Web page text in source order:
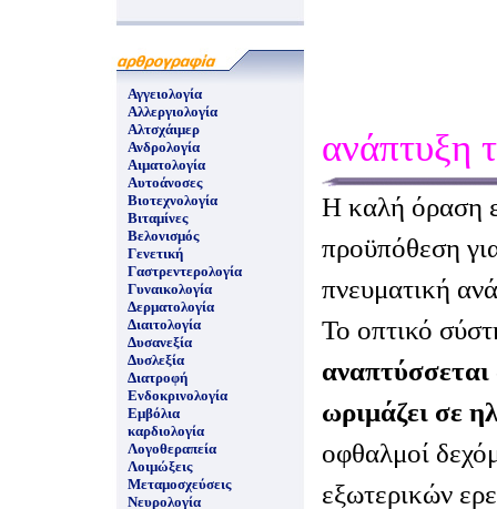
Αγγειολογία
Αλλεργιολογία
Αλτσχάιμερ
Ανδρολογία
Αιματολογία
Αυτοάνοσες
Βιοτεχνολογία
Βιταμίνες
Βελονισμός
Γενετική
Γαστρεντερολογία
Γυναικολογία
Δερματολογία
Διαιτολογία
Δυσανεξία
Δυσλεξία
Διατροφή
Ενδοκρινολογία
Εμβόλια
καρδιολογία
Λογοθεραπεία
Λοιμώξεις
Μεταμοσχεύσεις
Νευρολογία
ανάπτυξη
Η καλή όραση
προϋπόθεση
πνευματική
Το οπτικό
ωριμάζει σε
οφθαλμοί
εξωτερικών